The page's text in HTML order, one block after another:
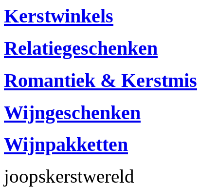
Kerstwinkels
Relatiegeschenken
Romantiek & Kerstmis
Wijngeschenken
Wijnpakketten
joopskerstwereld